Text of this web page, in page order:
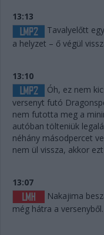
13:13
Tavalyelőtt
a helyzet – ő végül
13:10
Óh, ez nem
versenyt futó
nem futotta meg a
autóban tölteniük
néhány másodpercet
nem ül vissza, akkor
13:07
Nakajima
még hátra a versenyből.